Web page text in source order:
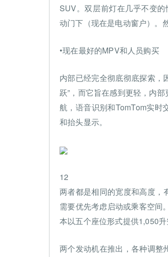
SUV。双层前灯在几乎不变
动门下（现在是电动窗户）。
•现在最好的MPV和人员购买
内部已经完全彻底彻底探索，
跃”，而它旨在感到更轻，内
航，语音识别和TomTom实
和抬头显示。
12
两者都是相同的宽度和高度，
需要优先考虑启动或乘客空间
本以五个座位形式提供1,050
两个发动机在推出，各种调整